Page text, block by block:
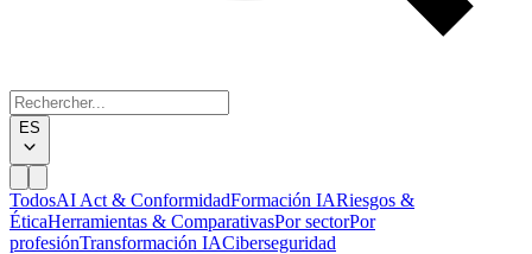
ES
TodosAI Act & ConformidadFormación IARiesgos &
ÉticaHerramientas & ComparativasPor sectorPor
profesiónTransformación IACiberseguridad